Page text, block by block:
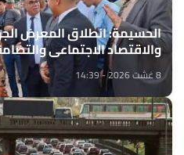
الحسيمة: انطلاق المعرض
والاقتصاد الاجتماعي
8 غشت 2026 - 14:39